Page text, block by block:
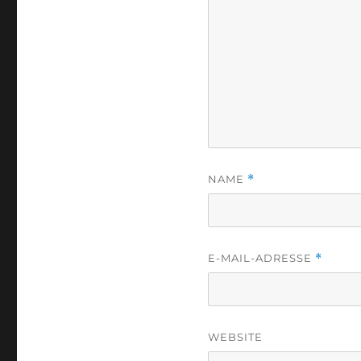
NAME *
E-MAIL-ADRESSE *
WEBSITE